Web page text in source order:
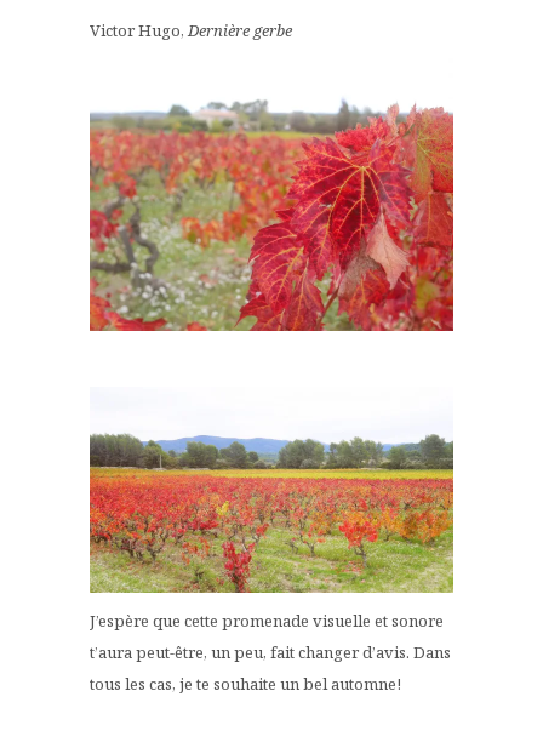
Victor Hugo,Dernière gerbe
J’espère que cette promenade visuelle et sonore
t’aura peut-être, un peu, fait changer d’avis. Dans
tous les cas, je te souhaite un bel automne!